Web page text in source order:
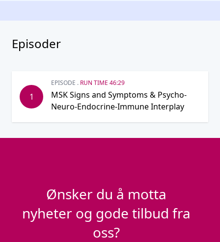
Episoder
1
EPISODE . RUN TIME 46:29
MSK Signs and Symptoms & Psycho-
Neuro-Endocrine-Immune Interplay
Ønsker du å motta
nyheter og gode tilbud fra
oss?